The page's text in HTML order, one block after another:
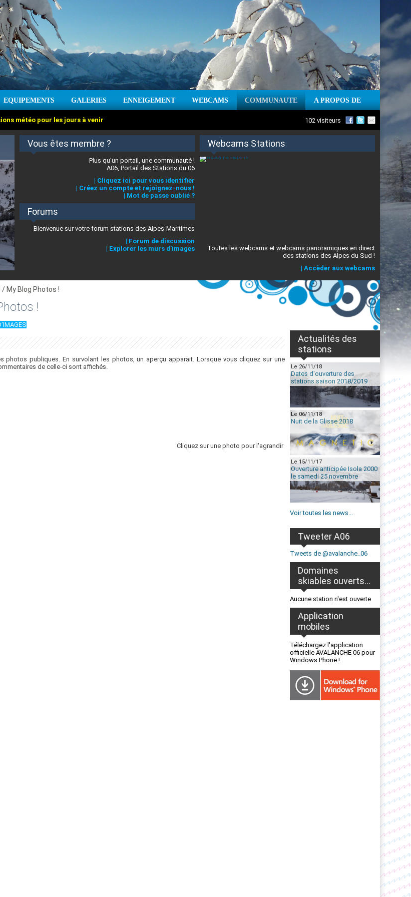
EQUIPEMENTS GALERIES ENNEIGEMENT WEBCAMS COMMUNAUTE A PROPOS DE
météo pour les jours à venir
Prévisions météo pour les jours à venir
Maritimes
102 visiteurs
Vous êtes membre ?
Plus qu'un portail, une communauté !
A06, Portail des Stations du 06
| Cliquez ici pour vous identifier
| Créez un compte et rejoignez-nous !
| Mot de passe oublié ?
Forums
Bienvenue sur votre forum stations des Alpes-Maritimes
| Forum de discussion
| Explorer les murs d'images
Webcams Stations
Toutes les webcams et webcams panoramiques en direct
des stations des Alpes du Sud !
| Accèder aux webcams
My Blog Photos !
!
photos publiques. En survolant les photos, un aperçu apparait. Lorsque vous cliquez sur une
de celle-ci sont affichés.
Cliquez sur une photo pour l'agrandir
Actualités des
stations
Le 26/11/18
Dates d'ouverture des
stations saison 2018/2019
Le 06/11/18
Nuit de la Glisse 2018
Le 15/11/17
Ouverture anticipée Isola 2000
le samedi 25 novembre
Voir toutes les news...
Tweeter A06
Tweets de @avalanche_06
Domaines
skiables ouverts...
Aucune station n'est ouverte
Application
mobiles
Téléchargez l'application
officielle AVALANCHE 06 pour
Windows Phone !